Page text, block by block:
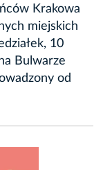
Krakowa
miejskich
10
Bulwarze
od